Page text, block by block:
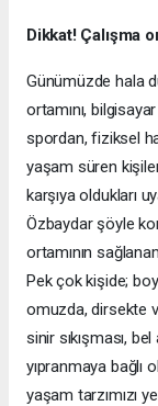
Dikkat! Çalışma
Günümüzde hala
ortamını,
spordan, fiziksel
yaşam süren
karşıya oldukları
Özbaydar şöyle
ortamının
Pek çok kişide;
omuzda, dirsekte
sinir sıkışması,
yıpranmaya bağlı
yaşam tarzımızı